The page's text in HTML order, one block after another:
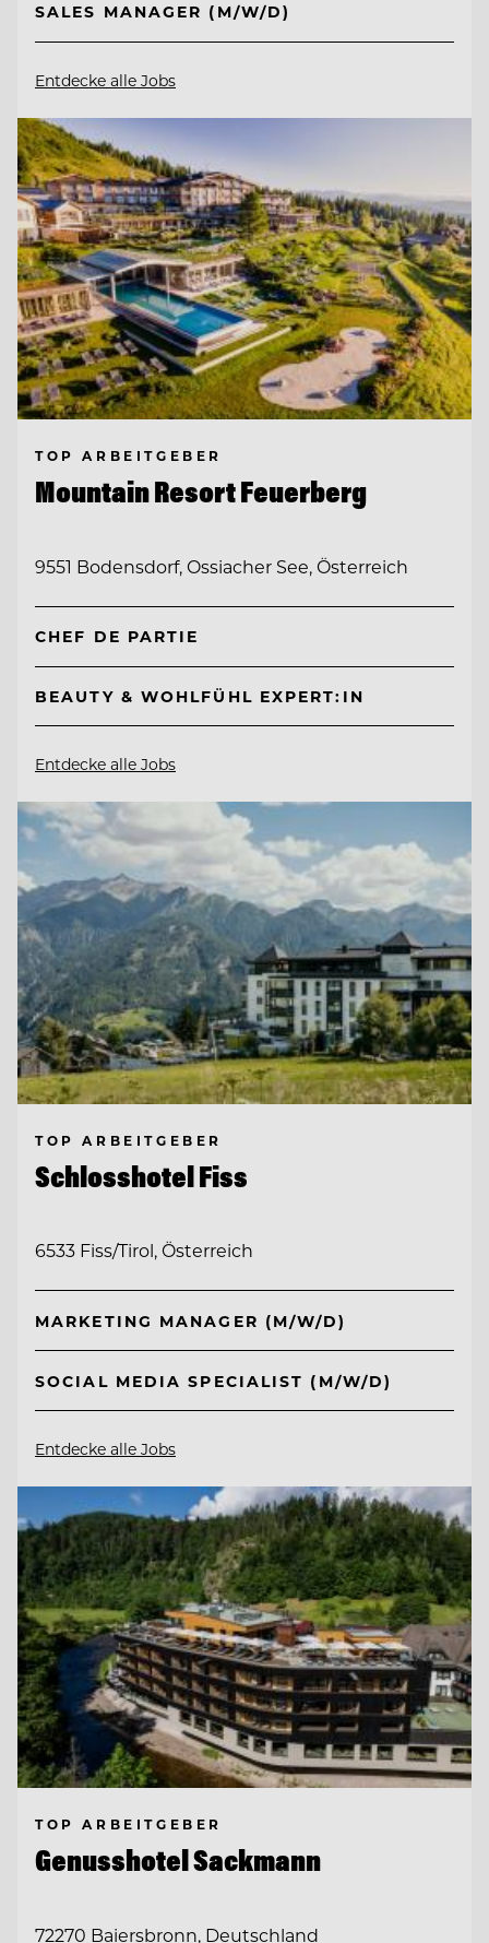
SALES MANAGER (M/W/D)
Entdecke alle Jobs
TOP ARBEITGEBER
Mountain Resort Feuerberg
9551 Bodensdorf, Ossiacher See, Österreich
CHEF DE PARTIE
BEAUTY & WOHLFÜHL EXPERT:IN
Entdecke alle Jobs
TOP ARBEITGEBER
Schlosshotel Fiss
6533 Fiss/Tirol, Österreich
MARKETING MANAGER (M/W/D)
SOCIAL MEDIA SPECIALIST (M/W/D)
Entdecke alle Jobs
TOP ARBEITGEBER
Genusshotel Sackmann
72270 Baiersbronn, Deutschland